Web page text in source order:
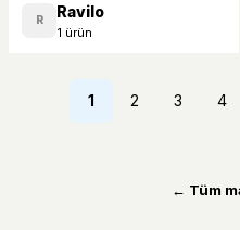
R Ravilo
1 ürün
1 2 3 4
← Tüm